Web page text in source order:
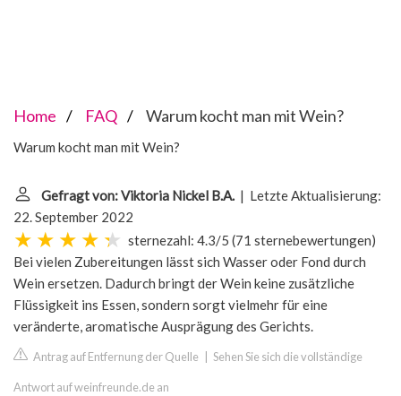
Home FAQ Warum kocht man mit Wein?
Warum kocht man mit Wein?
Gefragt von: Viktoria Nickel B.A. | Letzte Aktualisierung:
22. September 2022
sternezahl: 4.3/5 (71 sternebewertungen)
Bei vielen Zubereitungen lässt sich Wasser oder Fond durch
Wein ersetzen. Dadurch bringt der Wein keine zusätzliche
Flüssigkeit ins Essen, sondern sorgt vielmehr für eine
veränderte, aromatische Ausprägung des Gerichts.
Antrag auf Entfernung der Quelle Sehen Sie sich die vollständige
Antwort auf weinfreunde.de an